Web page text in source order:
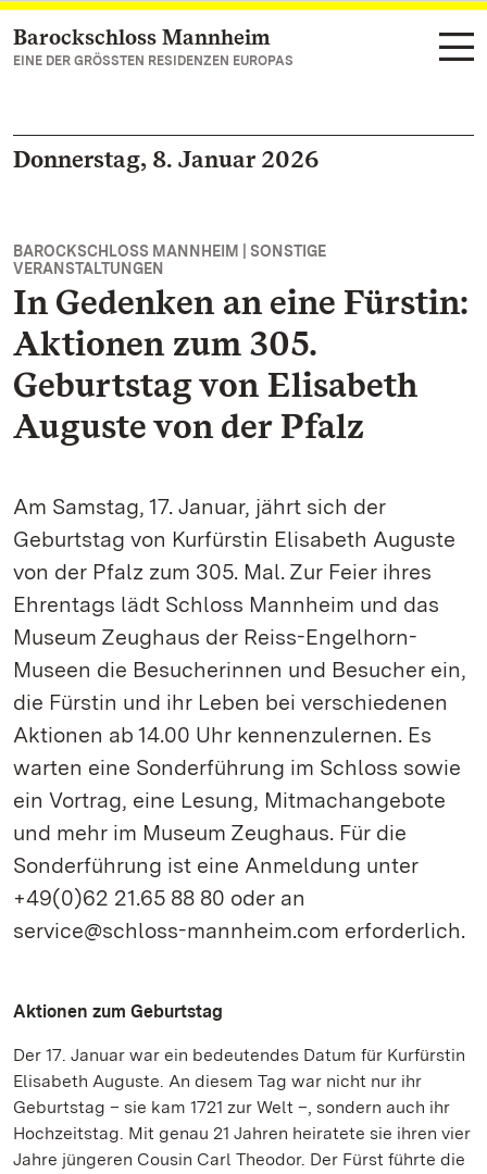
Zum Hauptinhalt springen
Barockschloss Mannheim
EINE DER GRÖSSTEN RESIDENZEN EUROPAS
Donnerstag, 8. Januar 2026
BAROCKSCHLOSS MANNHEIM | SONSTIGE
VERANSTALTUNGEN
In Gedenken an eine Fürstin:
Aktionen zum 305.
Geburtstag von Elisabeth
Auguste von der Pfalz
Am Samstag, 17. Januar, jährt sich der
Geburtstag von Kurfürstin Elisabeth Auguste
von der Pfalz zum 305. Mal. Zur Feier ihres
Ehrentags lädt Schloss Mannheim und das
Museum Zeughaus der Reiss-Engelhorn-
Museen die Besucherinnen und Besucher ein,
die Fürstin und ihr Leben bei verschiedenen
Aktionen ab 14.00 Uhr kennenzulernen. Es
warten eine Sonderführung im Schloss sowie
ein Vortrag, eine Lesung, Mitmachangebote
und mehr im Museum Zeughaus. Für die
Sonderführung ist eine Anmeldung unter
+49(0)62 21.65 88 80 oder an
service@schloss-mannheim.com erforderlich.
Aktionen zum Geburtstag
Der 17. Januar war ein bedeutendes Datum für Kurfürstin
Elisabeth Auguste. An diesem Tag war nicht nur ihr
Geburtstag – sie kam 1721 zur Welt –, sondern auch ihr
Hochzeitstag. Mit genau 21 Jahren heiratete sie ihren vier
Jahre jüngeren Cousin Carl Theodor. Der Fürst führte die